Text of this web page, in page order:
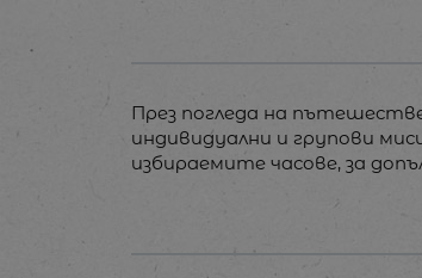
През погледа на
индивидуални и групови
избираемите часове, за